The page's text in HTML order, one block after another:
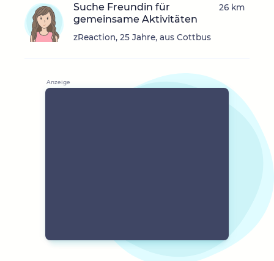
Suche Freundin für
gemeinsame Aktivitäten
zReaction, 25 Jahre, aus Cottbus
26 km